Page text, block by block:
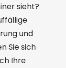
sieht?
und
Sie sich
Ihre